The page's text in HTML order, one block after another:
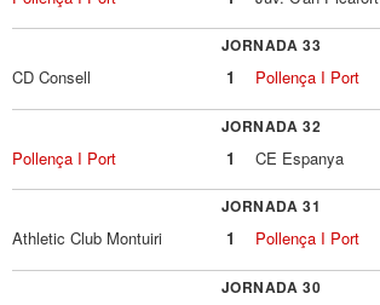
JORNADA 33
CD Consell 1 Pollença I Port
JORNADA 32
Pollença I Port 1 CE Espanya
JORNADA 31
Athletic Club Montuiri 1 Pollença I Port
JORNADA 30